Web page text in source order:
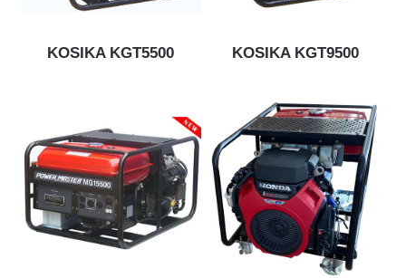
KOSIKA KGT5500 KOSIKA KGT9500